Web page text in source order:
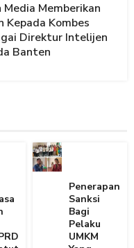
Memberikan
Kepada Kombes
Direktur Intelijen
Banten
Penerapan
Sanksi
Bagi
Pelaku
UMKM